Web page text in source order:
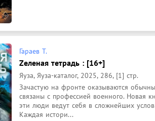
Гараев Т.
Zеленая тетрадь : [16+]
Яуза, Яуза-каталог, 2025, 286, [1] стр.
Зачастую на фронте оказываются
связаны с профессией военного. Новая
эти люди ведут себя в сложнейших
Каждая истори...